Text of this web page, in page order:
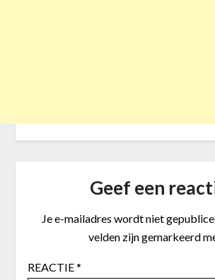
Geef een
Je e-mailadres wordt niet
velden zijn gemarkeerd
REACTIE*